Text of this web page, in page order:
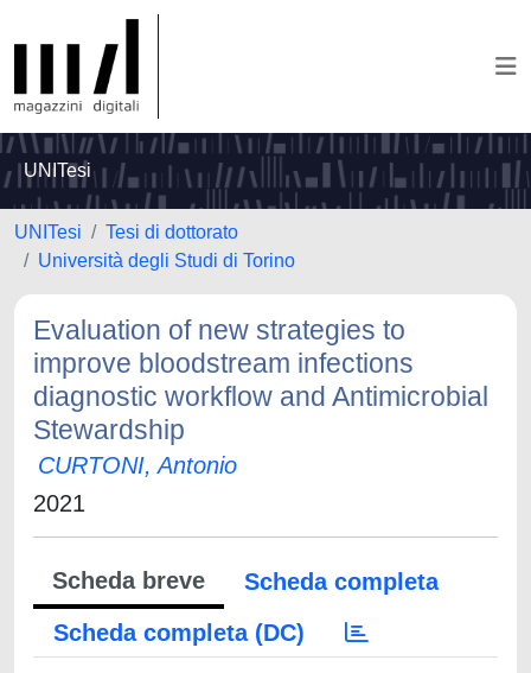
UNITesi
UNITesi
Tesi di dottorato
Università degli Studi di Torino
Evaluation of new strategies to
improve bloodstream infections
diagnostic workflow and Antimicrobial
Stewardship
CURTONI, Antonio
2021
Scheda breve
Scheda completa
Scheda completa (DC)